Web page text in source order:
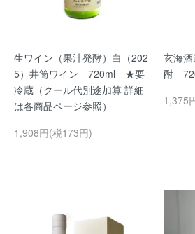
生ワイン（果汁発酵）白（202
5）井筒ワイン 720ml ★要
冷蔵（クール代別途加算 詳細
は各商品ページ参照）
1,908円(税173円)
玄海
酎
1,375